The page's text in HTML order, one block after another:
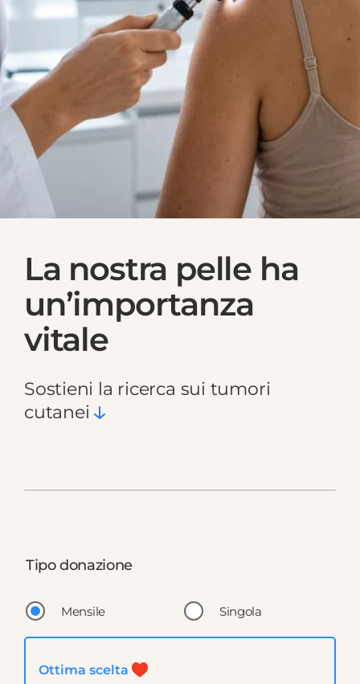
La nostra pelle ha
un’importanza
vitale
Sostieni la ricerca sui tumori
cutanei
Tipo donazione
Mensile Singola
Ottima scelta